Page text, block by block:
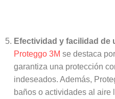
Efectividad y facilidad de
Proteggo 3M se destaca
garantiza una protección
indeseados. Además,
baños o actividades al aire